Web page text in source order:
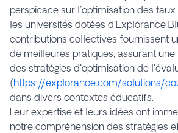
perspicace sur l'optimisation des
les universités dotées d'Explorance
contributions collectives fournissent
de meilleures pratiques, assurant
des stratégies d'optimisation de
(https://explorance.com/solutions/
dans divers contextes éducatifs.
Leur expertise et leurs idées ont
notre compréhension des stratégies